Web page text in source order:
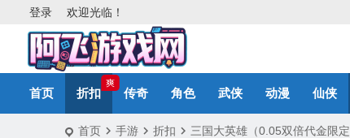
欢迎光临！
登录
首页 折扣
爽
传奇 角色 武侠 动漫 仙侠
首页 手游 折扣 三国大英雄（0.05双倍代金限定